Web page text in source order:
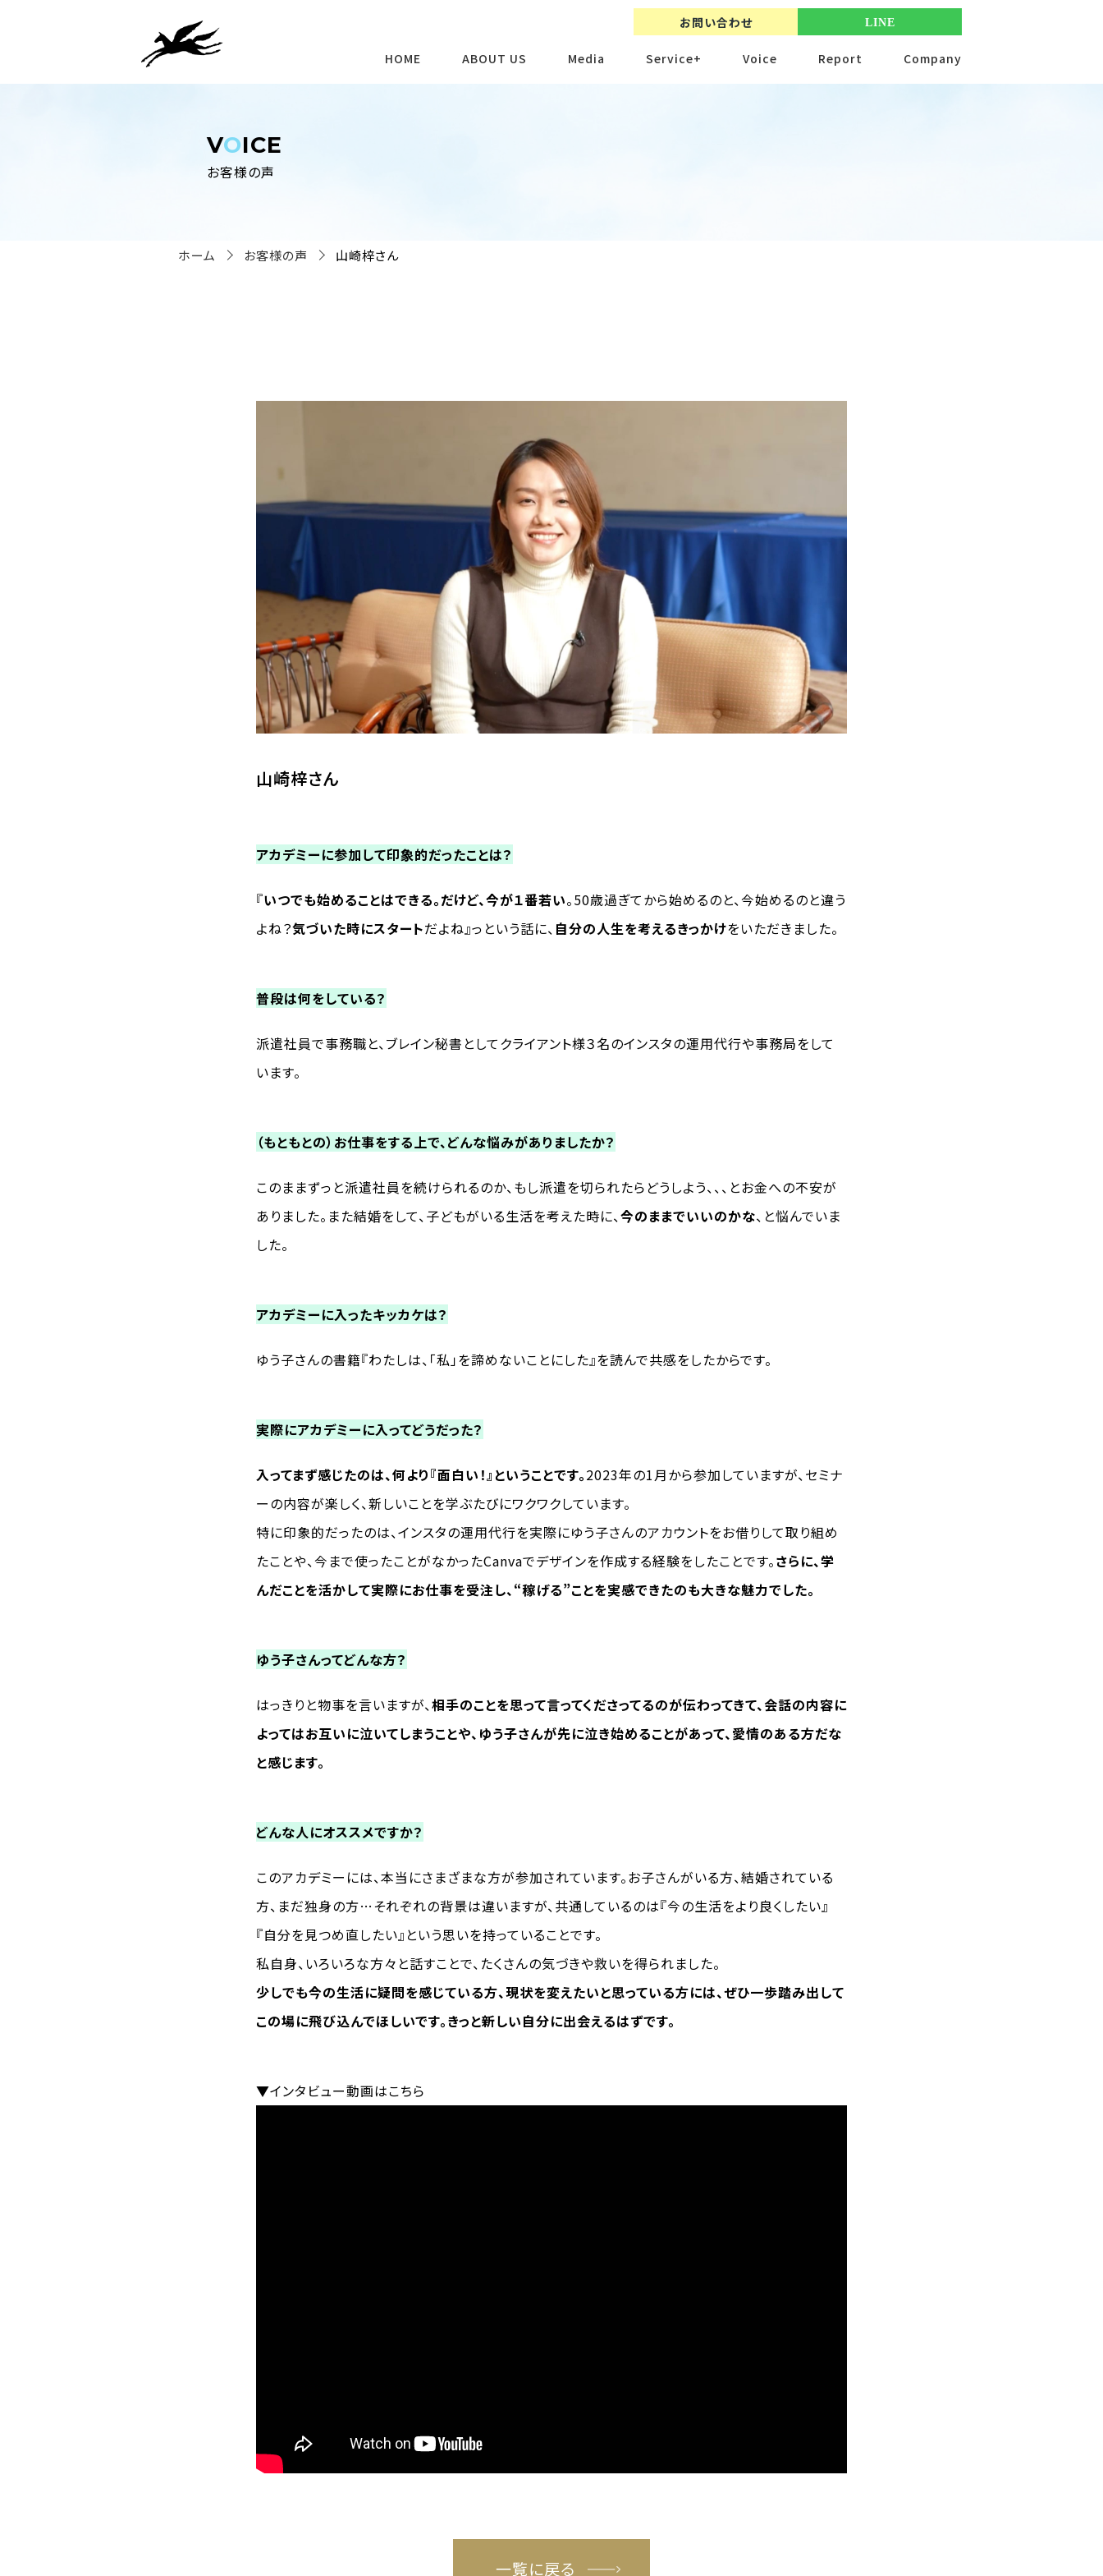
お問い合わせ LINE
HOME ABOUT US Media Service+ Voice Report Company
VOICE
お客様の声
ホーム お客様の声 山崎梓さん
山崎梓さん
アカデミーに参加して印象的だったことは？
『いつでも始めることはできる。だけど、今が１番若い。50歳過ぎてから始めるのと、今始めるのと違う
よね？気づいた時にスタートだよね』っという話に、 自分の人生を考えるきっかけをいただきました。
普段は何をしている？
派遣社員で事務職と、ブレイン秘書としてクライアント様３名のインスタの運用代行や事務局をして
います。
（もともとの）お仕事をする上で、どんな悩みがありましたか？
このままずっと派遣社員を続けられるのか、もし派遣を切られたらどうしよう、、、とお金への不安が
ありました。また結婚をして、子どもがいる生活を考えた時に、今のままでいいのかな、と悩んでいま
した。
アカデミーに入ったキッカケは？
ゆう子さんの書籍『わたしは、「私」を諦めないことにした』を読んで共感をしたからです。
実際にアカデミーに入ってどうだった？
入ってまず感じたのは、何より『面白い！』ということです。2023年の1月から参加していますが、セミナ
ーの内容が楽しく、新しいことを学ぶたびにワクワクしています。
特に印象的だったのは、インスタの運用代行を実際にゆう子さんのアカウントをお借りして取り組め
たことや、今まで使ったことがなかったCanvaでデザインを作成する経験をしたことです。さらに、学
んだことを活かして実際にお仕事を受注し、“稼げる”ことを実感できたのも大きな魅力でした。
ゆう子さんってどんな方？
はっきりと物事を言いますが、相手のことを思って言ってくださってるのが伝わってきて、会話の内容に
よってはお互いに泣いてしまうことや、ゆう子さんが先に泣き始めることがあって、愛情のある方だな
と感じます。
どんな人にオススメですか？
このアカデミーには、本当にさまざまな方が参加されています。お子さんがいる方、結婚されている
方、まだ独身の方…それぞれの背景は違いますが、共通しているのは『今の生活をより良くしたい』
『自分を見つめ直したい』という思いを持っていることです。
私自身、いろいろな方々と話すことで、たくさんの気づきや救いを得られました。
少しでも今の生活に疑問を感じている方、現状を変えたいと思っている方には、ぜひ一歩踏み出して
この場に飛び込んでほしいです。きっと新しい自分に出会えるはずです。
▼インタビュー動画はこちら
一覧に戻る